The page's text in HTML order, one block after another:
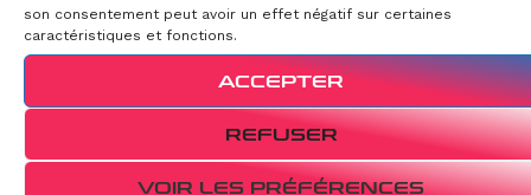
son consentement peut avoir un effet négatif sur certaines
caractéristiques et fonctions.
ACCEPTER
REFUSER
VOIR LES PRÉFÉRENCES
Votre site devient unoutil digitalvivant, évolutif et
résolument professionnel.
A PROPOS D'AG-CREATIVE